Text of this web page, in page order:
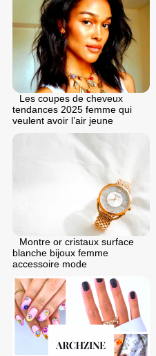
Les coupes de cheveux
tendances 2025 femme qui
veulent avoir l’air jeune
Montre or cristaux surface
blanche bijoux femme
accessoire mode